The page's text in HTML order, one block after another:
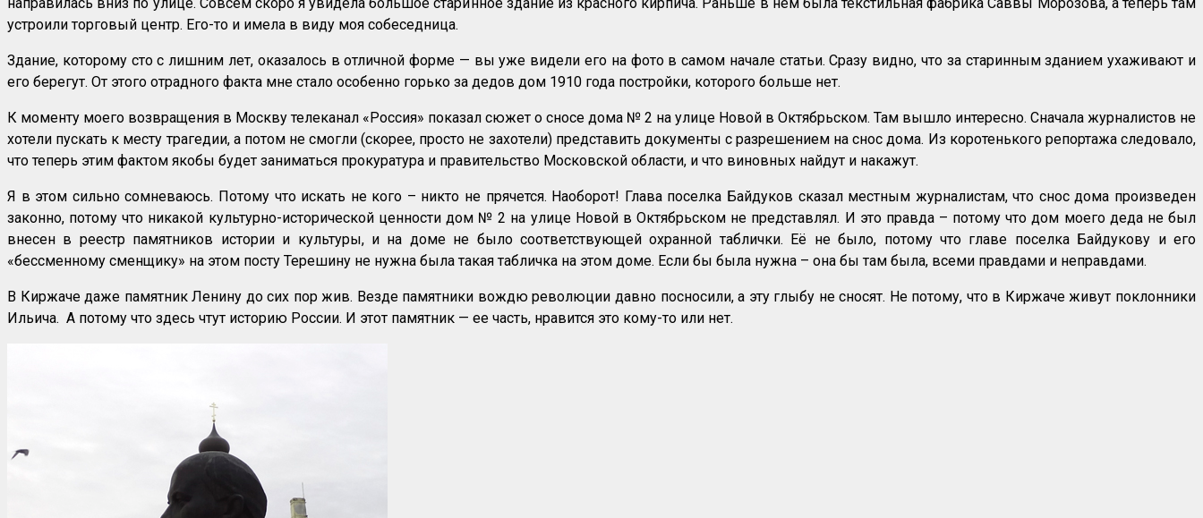
устроили торговый центр. Его-то и имела в виду моя собеседница.
Здание, которому сто с лишним лет, оказалось в отличной форме — вы уже видели его на фото в самом начале статьи. Сразу видно, что за старинным зданием ухаживают и
его берегут. От этого отрадного факта мне стало особенно горько за дедов дом 1910 года постройки, которого больше нет.
К моменту моего возвращения в Москву телеканал «Россия» показал сюжет о сносе дома № 2 на улице Новой в Октябрьском. Там вышло интересно. Сначала журналистов не
хотели пускать к месту трагедии, а потом не смогли (скорее, просто не захотели) представить документы с разрешением на снос дома. Из коротенького репортажа следовало,
что теперь этим фактом якобы будет заниматься прокуратура и правительство Московской области, и что виновных найдут и накажут.
Я в этом сильно сомневаюсь. Потому что искать не кого – никто не прячется. Наоборот! Глава поселка Байдуков сказал местным журналистам, что снос дома произведен
законно, потому что никакой культурно-исторической ценности дом № 2 на улице Новой в Октябрьском не представлял. И это правда – потому что дом моего деда не был
внесен в реестр памятников истории и культуры, и на доме не было соответствующей охранной таблички. Её не было, потому что главе поселка Байдукову и его
«бессменному сменщику» на этом посту Терешину не нужна была такая табличка на этом доме. Если бы была нужна – она бы там была, всеми правдами и неправдами.
В Киржаче даже памятник Ленину до сих пор жив. Везде памятники вождю революции давно посносили, а эту глыбу не сносят. Не потому, что в Киржаче живут поклонники
Ильича. А потому что здесь чтут историю России. И этот памятник — ее часть, нравится это кому-то или нет.